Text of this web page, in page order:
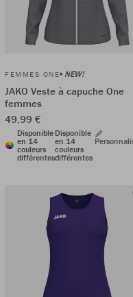
FEMMES ONE NEW!
JAKO Veste à capuche One
femmes
49,99 €
Disponible
en 14
couleurs
différentes
Disponible
en 14
couleurs
différentes